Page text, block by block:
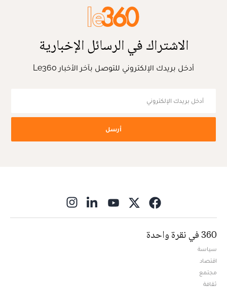
الاشتراك في الرسائل الإخبارية
أدخل بريدك الإلكتروني للتوصل بآخر الأخبار Le360
أرسل
360 في نقرة واحدة
سياسة
اقتصاد
مجتمع
ثقافة